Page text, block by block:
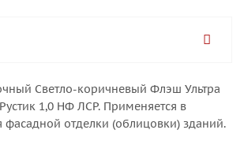
Светло-коричневый Флэш Ультра
1,0 НФ ЛСР. Применяется в
фасадной отделки (облицовки) зданий.